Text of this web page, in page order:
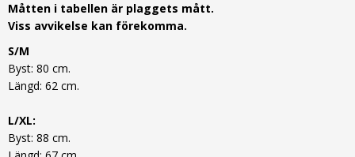
Måtten i tabellen är plaggets mått.
Viss avvikelse kan förekomma.
S/M
Byst: 80 cm.
Längd: 62 cm.
L/XL:
Byst: 88 cm.